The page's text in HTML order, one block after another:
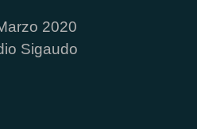
2020
Sigaudo